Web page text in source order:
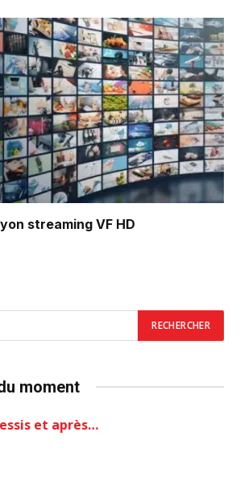
streaming VF HD
moment
et après…